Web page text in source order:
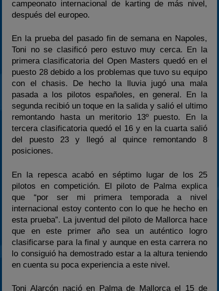
campeonato internacional de karting de más nivel,
después del europeo.
En la prueba del pasado fin de semana en Napoles,
Toni no se clasificó pero estuvo muy cerca. En la
primera clasificatoria del Open Masters quedó en el
puesto 28 debido a los problemas que tuvo su equipo
con el chasis. De hecho la lluvia jugó una mala
pasada a los pilotos españoles, en general. En la
segunda recibió un toque en la salida y salió el ultimo
remontando hasta un meritorio 13º puesto. En la
tercera clasificatoria quedó el 16 y en la cuarta salió
del puesto 23 y llegó al quince remontando 8
posiciones.
En la repesca acabó en séptimo lugar de los 25
pilotos en competición. El piloto de Palma explica
que “por ser mi primera temporada a nivel
internacional estoy contento con lo que he hecho en
esta prueba”. La juventud del piloto de Mallorca hace
que en este primer año sea un auténtico logro
clasificarse para la final y aunque en esta carrera no
lo consiguió ha demostrado estar a la altura teniendo
en cuenta su poca experiencia a este nivel.
Toni Alarcón nació en Palma de Mallorca el 15 de